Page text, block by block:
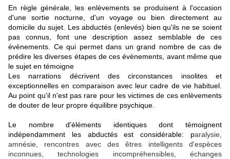
En règle générale, les enlèvements se produisent à l'occasion
d'une sortie nocturne, d'un voyage ou bien directement au
domicile du sujet. Les abductés (enlevés) bien qu'ils ne se soient
pas connus, font une description assez semblable de ces
évènements. Ce qui permet dans un grand nombre de cas de
prédire les diverses étapes de ces évènements, avant même que
le sujet en témoigne
Les narrations décrivent des circonstances insolites et
exceptionnelles en comparaison avec leur cadre de vie habituel.
Au point qu'il n'est pas rare pour les victimes de ces enlèvements
de douter de leur propre équilibre psychique.
Le nombre d'éléments identiques dont témoignent
indépendamment les abductés est considérable: paralysie,
amnésie, rencontres avec des êtres intelligents d'espèces
inconnues, technologies incompréhensibles, échanges